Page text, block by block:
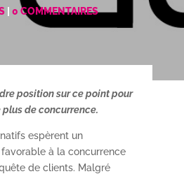
| 0 COMMENTAIRES
position sur ce point pour
de concurrence.
espèrent un
à la concurrence
de clients. Malgré